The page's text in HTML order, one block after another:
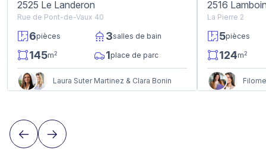
2525 Le Landeron
Rue de Pont-de-Vaux 40
6pièces 3salles de bain
145m2 1place de parc
Laura Suter Martinez & Clara Bonin
2516
La Pierre 2
5pièces
124m2